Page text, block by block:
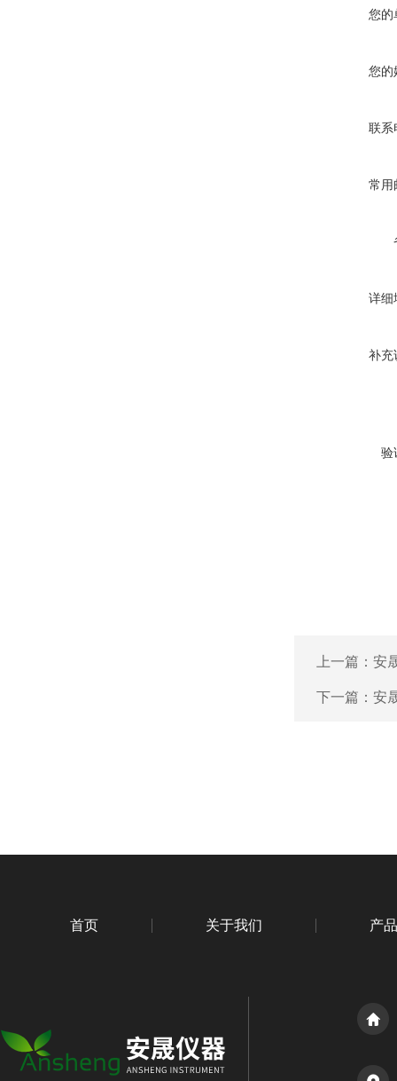
您的
您的
联系
常用
详细
补充
验
上一篇： 安
下一篇： 安
首页 关于我们 产